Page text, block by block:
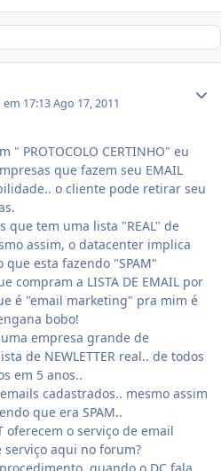
em 17:13Ago 17, 2011
PROTOCOLO CERTINHO" eu
que fazem seu EMAIL
o cliente pode retirar seu
que tem uma lista "REAL" de
assim, o datacenter implica
que esta fazendo "SPAM"
compram a LISTA DE EMAIL por
é "email marketing" pra mim é
bobo!
empresa grande de
de NEWLETTER real.. de todos
em 5 anos..
cadastrados.. mesmo assim
que era SPAM..
oferecem o serviço de email
serviço aqui no forum?